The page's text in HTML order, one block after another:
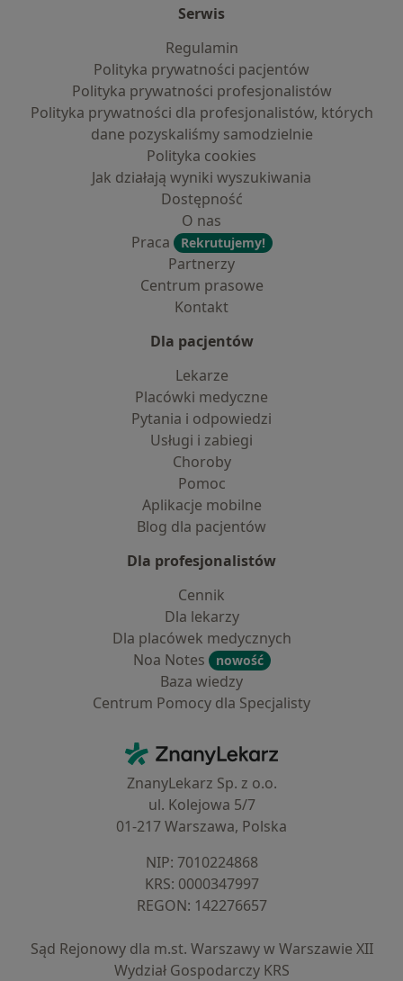
Serwis
Regulamin
Polityka prywatności pacjentów
Polityka prywatności profesjonalistów
Polityka prywatności dla profesjonalistów, których
dane pozyskaliśmy samodzielnie
Polityka cookies
Jak działają wyniki wyszukiwania
Dostępność
O nas
Praca
Rekrutujemy!
Partnerzy
Centrum prasowe
Kontakt
Dla pacjentów
Lekarze
Placówki medyczne
Pytania i odpowiedzi
Usługi i zabiegi
Choroby
Pomoc
Aplikacje mobilne
Blog dla pacjentów
Dla profesjonalistów
Cennik
Dla lekarzy
Dla placówek medycznych
Noa Notes
nowość
Baza wiedzy
Centrum Pomocy dla Specjalisty
ZnanyLekarz - Strona główna
ZnanyLekarz Sp. z o.o.
ul. Kolejowa 5/7
01-217 Warszawa, Polska
NIP: ⁠7010224868
KRS: ⁠0000347997
REGON: ⁠142276657
Sąd Rejonowy dla m.st. Warszawy w Warszawie XII
Wydział Gospodarczy KRS